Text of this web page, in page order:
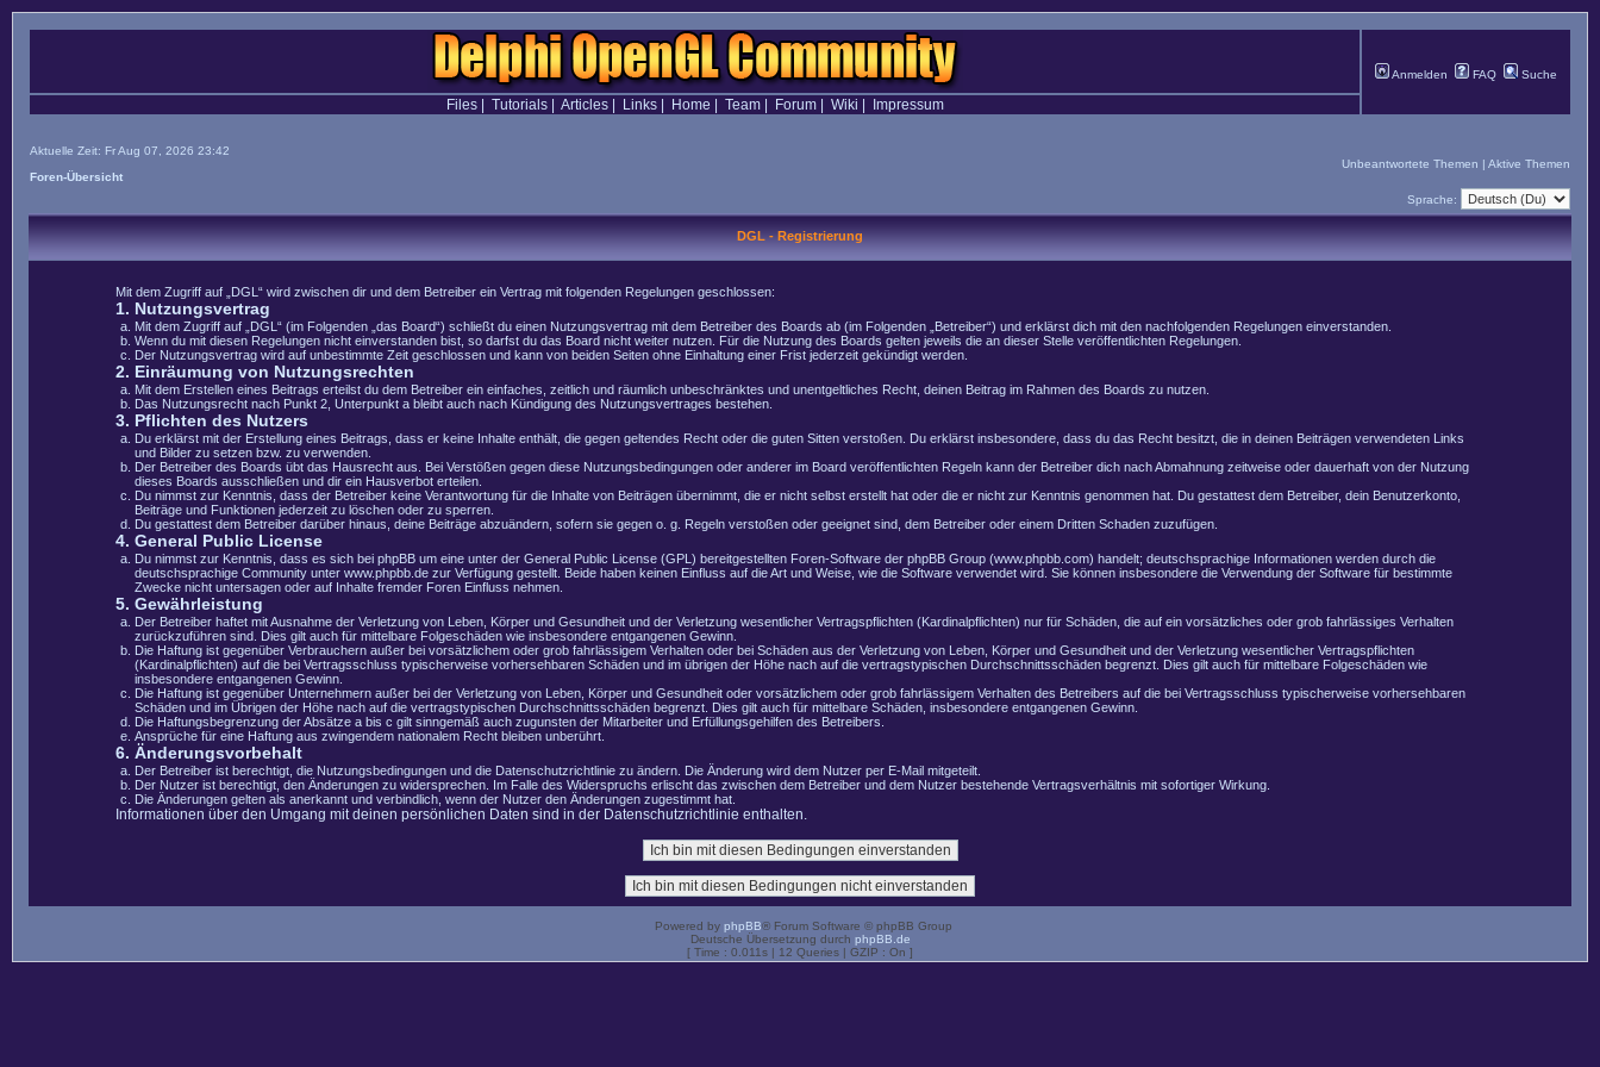
Anmelden FAQ Suche
Files| Tutorials| Articles| Links| Home Team| Forum| Wiki Impressum
Aktuelle Zeit: Fr Aug 07, 2026 23:42
Foren-Übersicht
Unbeantwortete Themen | Aktive Themen
Sprache:
DGL - Registrierung
Mit dem Zugriff auf „DGL“ wird zwischen dir und dem Betreiber ein Vertrag mit folgenden Regelungen geschlossen:
1. Nutzungsvertrag
Mit dem Zugriff auf „DGL“ (im Folgenden „das Board“) schließt du einen Nutzungsvertrag mit dem Betreiber des Boards ab (im Folgenden „Betreiber“) und erklärst dich mit den nachfolgenden Regelungen einverstanden.
Wenn du mit diesen Regelungen nicht einverstanden bist, so darfst du das Board nicht weiter nutzen. Für die Nutzung des Boards gelten jeweils die an dieser Stelle veröffentlichten Regelungen.
Der Nutzungsvertrag wird auf unbestimmte Zeit geschlossen und kann von beiden Seiten ohne Einhaltung einer Frist jederzeit gekündigt werden.
2. Einräumung von Nutzungsrechten
Mit dem Erstellen eines Beitrags erteilst du dem Betreiber ein einfaches, zeitlich und räumlich unbeschränktes und unentgeltliches Recht, deinen Beitrag im Rahmen des Boards zu nutzen.
Das Nutzungsrecht nach Punkt 2, Unterpunkt a bleibt auch nach Kündigung des Nutzungsvertrages bestehen.
3. Pflichten des Nutzers
Du erklärst mit der Erstellung eines Beitrags, dass er keine Inhalte enthält, die gegen geltendes Recht oder die guten Sitten verstoßen. Du erklärst insbesondere, dass du das Recht besitzt, die in deinen Beiträgen verwendeten Links
und Bilder zu setzen bzw. zu verwenden.
Der Betreiber des Boards übt das Hausrecht aus. Bei Verstößen gegen diese Nutzungsbedingungen oder anderer im Board veröffentlichten Regeln kann der Betreiber dich nach Abmahnung zeitweise oder dauerhaft von der Nutzung
dieses Boards ausschließen und dir ein Hausverbot erteilen.
Du nimmst zur Kenntnis, dass der Betreiber keine Verantwortung für die Inhalte von Beiträgen übernimmt, die er nicht selbst erstellt hat oder die er nicht zur Kenntnis genommen hat. Du gestattest dem Betreiber, dein Benutzerkonto,
Beiträge und Funktionen jederzeit zu löschen oder zu sperren.
Du gestattest dem Betreiber darüber hinaus, deine Beiträge abzuändern, sofern sie gegen o. g. Regeln verstoßen oder geeignet sind, dem Betreiber oder einem Dritten Schaden zuzufügen.
4. General Public License
Du nimmst zur Kenntnis, dass es sich bei phpBB um eine unter der General Public License (GPL) bereitgestellten Foren-Software der phpBB Group (www.phpbb.com) handelt; deutschsprachige Informationen werden durch die
deutschsprachige Community unter www.phpbb.de zur Verfügung gestellt. Beide haben keinen Einfluss auf die Art und Weise, wie die Software verwendet wird. Sie können insbesondere die Verwendung der Software für bestimmte
Zwecke nicht untersagen oder auf Inhalte fremder Foren Einfluss nehmen.
5. Gewährleistung
Der Betreiber haftet mit Ausnahme der Verletzung von Leben, Körper und Gesundheit und der Verletzung wesentlicher Vertragspflichten (Kardinalpflichten) nur für Schäden, die auf ein vorsätzliches oder grob fahrlässiges Verhalten
zurückzuführen sind. Dies gilt auch für mittelbare Folgeschäden wie insbesondere entgangenen Gewinn.
Die Haftung ist gegenüber Verbrauchern außer bei vorsätzlichem oder grob fahrlässigem Verhalten oder bei Schäden aus der Verletzung von Leben, Körper und Gesundheit und der Verletzung wesentlicher Vertragspflichten
(Kardinalpflichten) auf die bei Vertragsschluss typischerweise vorhersehbaren Schäden und im übrigen der Höhe nach auf die vertragstypischen Durchschnittsschäden begrenzt. Dies gilt auch für mittelbare Folgeschäden wie
insbesondere entgangenen Gewinn.
Die Haftung ist gegenüber Unternehmern außer bei der Verletzung von Leben, Körper und Gesundheit oder vorsätzlichem oder grob fahrlässigem Verhalten des Betreibers auf die bei Vertragsschluss typischerweise vorhersehbaren
Schäden und im Übrigen der Höhe nach auf die vertragstypischen Durchschnittsschäden begrenzt. Dies gilt auch für mittelbare Schäden, insbesondere entgangenen Gewinn.
Die Haftungsbegrenzung der Absätze a bis c gilt sinngemäß auch zugunsten der Mitarbeiter und Erfüllungsgehilfen des Betreibers.
Ansprüche für eine Haftung aus zwingendem nationalem Recht bleiben unberührt.
6. Änderungsvorbehalt
Der Betreiber ist berechtigt, die Nutzungsbedingungen und die Datenschutzrichtlinie zu ändern. Die Änderung wird dem Nutzer per E-Mail mitgeteilt.
Der Nutzer ist berechtigt, den Änderungen zu widersprechen. Im Falle des Widerspruchs erlischt das zwischen dem Betreiber und dem Nutzer bestehende Vertragsverhältnis mit sofortiger Wirkung.
Die Änderungen gelten als anerkannt und verbindlich, wenn der Nutzer den Änderungen zugestimmt hat.
Informationen über den Umgang mit deinen persönlichen Daten sind in der Datenschutzrichtlinie enthalten.
Powered by phpBB® Forum Software © phpBB Group
Deutsche Übersetzung durch phpBB.de
[ Time : 0.011s | 12 Queries | GZIP : On ]